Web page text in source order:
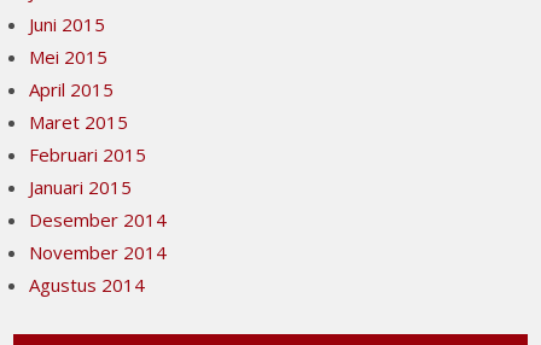
Juni 2015
Mei 2015
April 2015
Maret 2015
Februari 2015
Januari 2015
Desember 2014
November 2014
Agustus 2014